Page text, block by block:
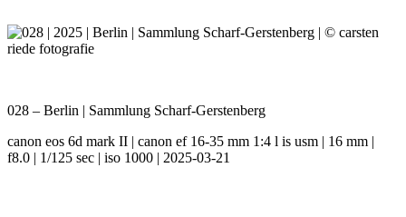
028 – Berlin | Sammlung Scharf-Gerstenberg
canon eos 6d mark II | canon ef 16-35 mm 1:4 l is usm | 16 mm |
f8.0 | 1/125 sec | iso 1000 | 2025-03-21